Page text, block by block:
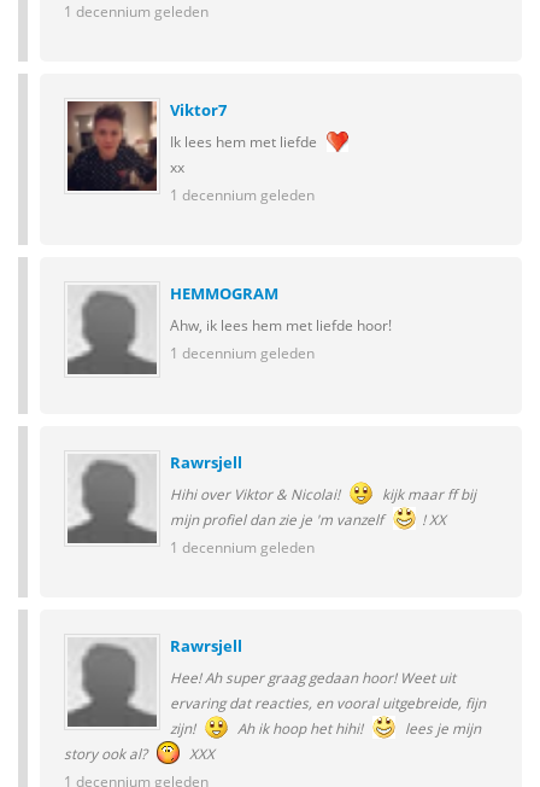
1 decennium geleden
Viktor7
Ik lees hem met liefde
xx
1 decennium geleden
HEMMOGRAM
Ahw, ik lees hem met liefde hoor!
1 decennium geleden
Rawrsjell
Hihi over Viktor & Nicolai!
kijk maar ff bij
mijn profiel dan zie je 'm vanzelf
! XX
1 decennium geleden
Rawrsjell
Hee! Ah super graag gedaan hoor! Weet uit
ervaring dat reacties, en vooral uitgebreide, fijn
zijn!
Ah ik hoop het hihi!
lees je mijn
story ook al?
XXX
1 decennium geleden